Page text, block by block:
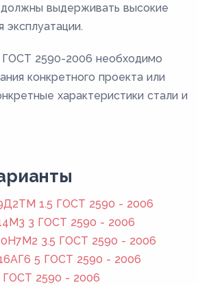
выдерживать высокие
эксплуатации.
ГОСТ 2590-2006 необходимо
конкретного проекта или
характеристики стали и
1.5 ГОСТ 2590 - 2006
3 ГОСТ 2590 - 2006
3.5 ГОСТ 2590 - 2006
5 ГОСТ 2590 - 2006
ГОСТ 2590 - 2006